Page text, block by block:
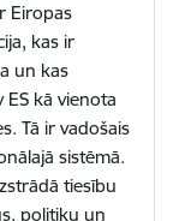
Eiropas
kas ir
un kas
ES kā vienota
Tā ir vadošais
sistēmā.
tiesību
politiku un